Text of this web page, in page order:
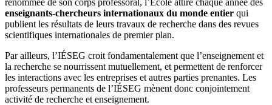
enseignants-chercheurs internationaux du monde entier qui
publient les résultats de leurs travaux de recherche dans des revues
scientifiques internationales de premier plan.
Par ailleurs, l’IÉSEG croit fondamentalement que l’enseignement et
la recherche se nourrissent mutuellement, et permettent de renforcer
les interactions avec les entreprises et autres parties prenantes. Les
professeurs permanents de l’IÉSEG mènent donc conjointement
activité de recherche et enseignement.